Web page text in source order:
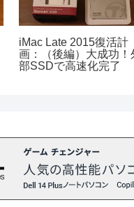
iMac Late 2015復活計
画：（後編）大成功！
部SSDで高速化完了